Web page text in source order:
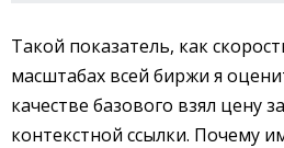
Такой показатель, как
масштабах всей биржи я
качестве базового взял цену
контекстной ссылки. Почему